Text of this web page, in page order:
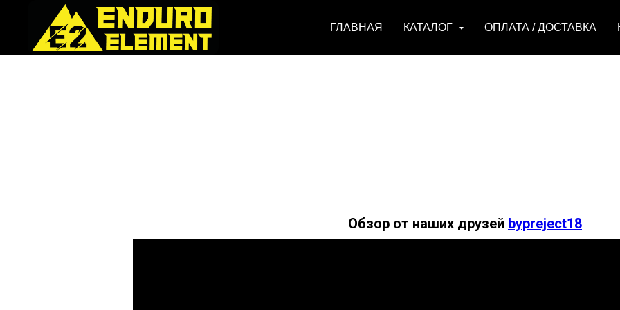
ГЛАВНАЯ КАТАЛОГ ОПЛАТА / ДОСТАВКА
Обзор от наших друзей bypreject18